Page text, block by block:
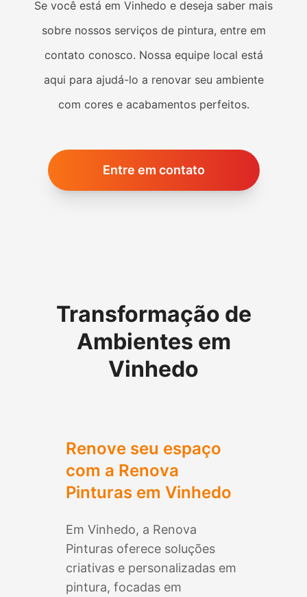
Se você está em Vinhedo e deseja saber mais
sobre nossos serviços de pintura, entre em
contato conosco. Nossa equipe local está
aqui para ajudá-lo a renovar seu ambiente
com cores e acabamentos perfeitos.
Entre em contato
Transformação de
Ambientes em
Vinhedo
Renove seu espaço
com a Renova
Pinturas em Vinhedo
Em Vinhedo, a Renova
Pinturas oferece soluções
criativas e personalizadas em
pintura, focadas em